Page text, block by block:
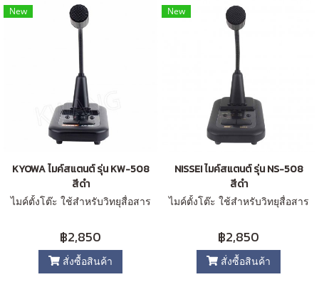
New
KYOWA ไมค์สแตนต์ รุ่น KW-508
สีดำ
ไมค์ตั้งโต๊ะ ใช้สำหรับวิทยุสื่อสาร
฿2,850
สั่งซื้อสินค้า
New
NISSEI ไมค์สแตนต์ รุ่น NS-508
สีดำ
ไมค์ตั้งโต๊ะ ใช้สำหรับวิทยุสื่อสาร
฿2,850
สั่งซื้อสินค้า